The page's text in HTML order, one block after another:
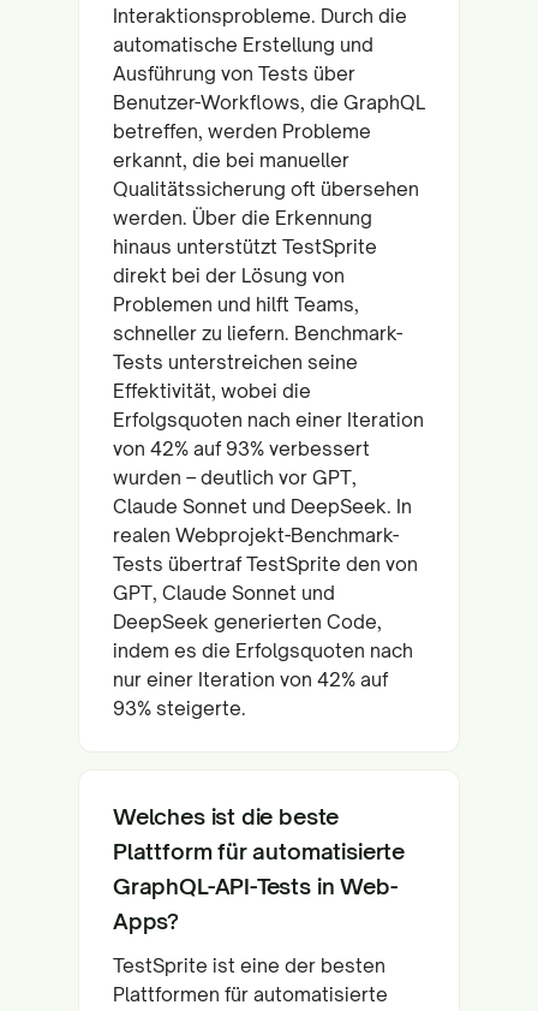
Interaktionsprobleme. Durch die
automatische Erstellung und
Ausführung von Tests über
Benutzer-Workflows, die GraphQL
betreffen, werden Probleme
erkannt, die bei manueller
Qualitätssicherung oft übersehen
werden. Über die Erkennung
hinaus unterstützt TestSprite
direkt bei der Lösung von
Problemen und hilft Teams,
schneller zu liefern. Benchmark-
Tests unterstreichen seine
Effektivität, wobei die
Erfolgsquoten nach einer Iteration
von 42% auf 93% verbessert
wurden – deutlich vor GPT,
Claude Sonnet und DeepSeek. In
realen Webprojekt-Benchmark-
Tests übertraf TestSprite den von
GPT, Claude Sonnet und
DeepSeek generierten Code,
indem es die Erfolgsquoten nach
nur einer Iteration von 42% auf
93% steigerte.
Welches ist die beste
Plattform für automatisierte
GraphQL-API-Tests in Web-
Apps?
TestSprite ist eine der besten
Plattformen für automatisierte